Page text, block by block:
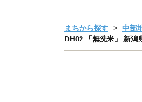
まちから探す 中部
DH02 「無洗米」 新潟